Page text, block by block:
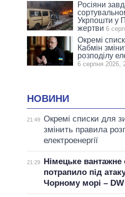
Росіяни
Укрпошти у
жертви 6
Окремі
Кабмін
розподілу
6 серпня 2026,
НОВИНИ
21:49 Окремі списки для
змінить правила
електроенергії
21:29
Німецьке вантажне
потрапило під
Чорному морі – DW